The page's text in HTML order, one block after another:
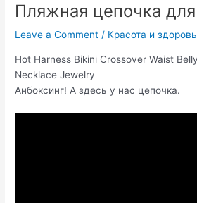
Пляжная цепочка
Leave a Comment / Красота и
Hot Harness Bikini Crossover Waist
Necklace Jewelry
Анбоксинг! А здесь у нас цепочка.